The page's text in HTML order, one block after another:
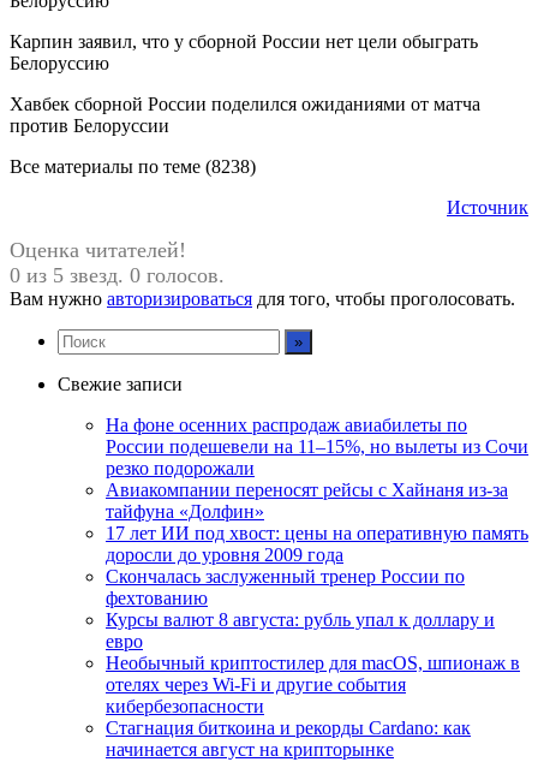
Карпин заявил, что у сборной России нет цели обыграть
Белоруссию
Хавбек сборной России поделился ожиданиями от матча
против Белоруссии
Все материалы по теме (8238)
Источник
Оценка читателей!
0 из 5 звезд. 0 голосов.
Вам нужно авторизироваться для того, чтобы проголосовать.
Свежие записи
На фоне осенних распродаж авиабилеты по
России подешевели на 11–15%, но вылеты из Сочи
резко подорожали
Авиакомпании переносят рейсы с Хайнаня из-за
тайфуна «Долфин»
17 лет ИИ под хвост: цены на оперативную память
доросли до уровня 2009 года
Скончалась заслуженный тренер России по
фехтованию
Курсы валют 8 августа: рубль упал к доллару и
евро
Необычный криптостилер для macOS, шпионаж в
отелях через Wi-Fi и другие события
кибербезопасности
Стагнация биткоина и рекорды Cardano: как
начинается август на крипторынке